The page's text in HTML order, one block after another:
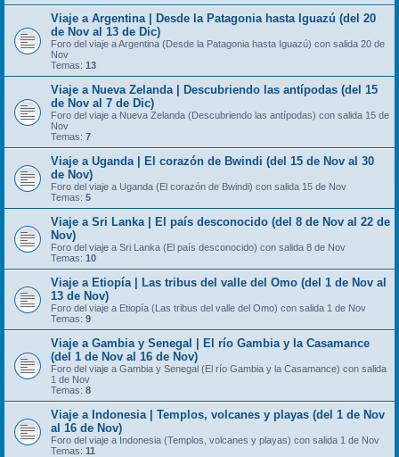
Viaje a Argentina | Desde la Patagonia hasta Iguazú (del 20
de Nov al 13 de Dic)
Foro del viaje a Argentina (Desde la Patagonia hasta Iguazú) con salida 20 de
Nov
Temas: 13
Viaje a Nueva Zelanda | Descubriendo las antípodas (del 15
de Nov al 7 de Dic)
Foro del viaje a Nueva Zelanda (Descubriendo las antípodas) con salida 15 de
Nov
Temas: 7
Viaje a Uganda | El corazón de Bwindi (del 15 de Nov al 30
de Nov)
Foro del viaje a Uganda (El corazón de Bwindi) con salida 15 de Nov
Temas: 5
Viaje a Sri Lanka | El país desconocido (del 8 de Nov al 22 de
Nov)
Foro del viaje a Sri Lanka (El país desconocido) con salida 8 de Nov
Temas: 10
Viaje a Etiopía | Las tribus del valle del Omo (del 1 de Nov al
13 de Nov)
Foro del viaje a Etiopía (Las tribus del valle del Omo) con salida 1 de Nov
Temas: 9
Viaje a Gambia y Senegal | El río Gambia y la Casamance
(del 1 de Nov al 16 de Nov)
Foro del viaje a Gambia y Senegal (El río Gambia y la Casamance) con salida
1 de Nov
Temas: 8
Viaje a Indonesia | Templos, volcanes y playas (del 1 de Nov
al 16 de Nov)
Foro del viaje a Indonesia (Templos, volcanes y playas) con salida 1 de Nov
Temas: 11